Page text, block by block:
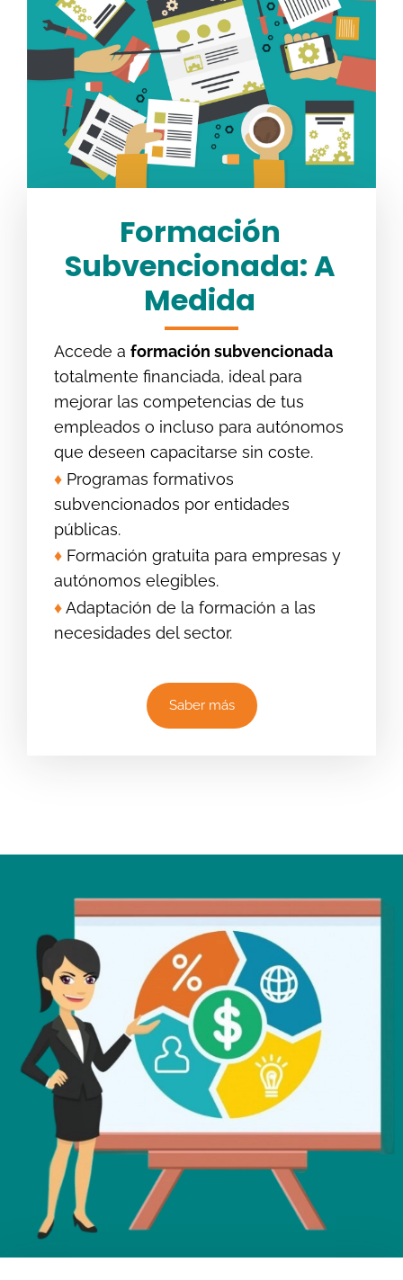
Formación
Subvencionada: A
Medida
Accede a formación subvencionada
totalmente financiada, ideal para
mejorar las competencias de tus
empleados o incluso para autónomos
que deseen capacitarse sin coste.
♦ Programas formativos
subvencionados por entidades
públicas.
♦ Formación gratuita para empresas y
autónomos elegibles.
♦Adaptación de la formación a las
necesidades del sector.
Saber más